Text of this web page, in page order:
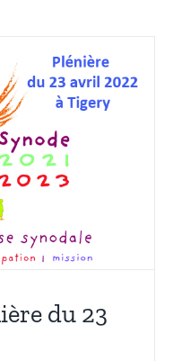
du 23